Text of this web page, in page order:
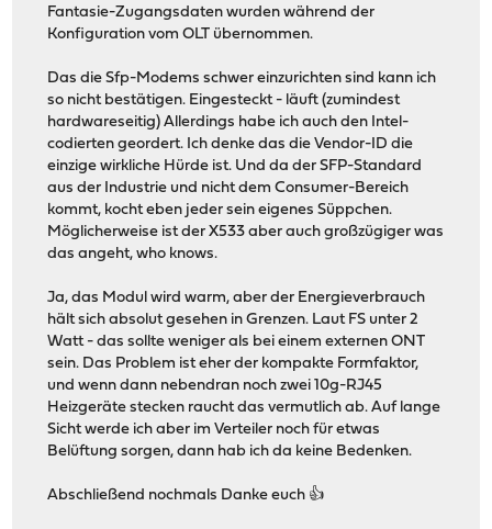
Fantasie-Zugangsdaten wurden während der
Konfiguration vom OLT übernommen.
Das die Sfp-Modems schwer einzurichten sind kann ich
so nicht bestätigen. Eingesteckt - läuft (zumindest
hardwareseitig) Allerdings habe ich auch den Intel-
codierten geordert. Ich denke das die Vendor-ID die
einzige wirkliche Hürde ist. Und da der SFP-Standard
aus der Industrie und nicht dem Consumer-Bereich
kommt, kocht eben jeder sein eigenes Süppchen.
Möglicherweise ist der X533 aber auch großzügiger was
das angeht, who knows.
Ja, das Modul wird warm, aber der Energieverbrauch
hält sich absolut gesehen in Grenzen. Laut FS unter 2
Watt - das sollte weniger als bei einem externen ONT
sein. Das Problem ist eher der kompakte Formfaktor,
und wenn dann nebendran noch zwei 10g-RJ45
Heizgeräte stecken raucht das vermutlich ab. Auf lange
Sicht werde ich aber im Verteiler noch für etwas
Belüftung sorgen, dann hab ich da keine Bedenken.
Abschließend nochmals Danke euch 👍